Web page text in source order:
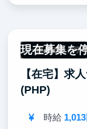
現在募集を
一部リモート可
【在宅】求
(PHP)
時給